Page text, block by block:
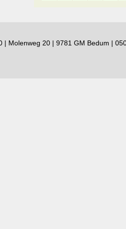
| Molenweg 20 | 9781 GM Bedum |